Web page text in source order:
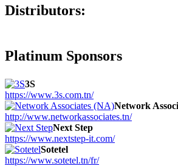
Distributors:
Platinum Sponsors
3S
https://www.3s.com.tn/
Network
http://www.networkassociates.tn/
Next Step
https://www.nextstep-it.com/
Sotetel
https://www.sotetel.tn/fr/